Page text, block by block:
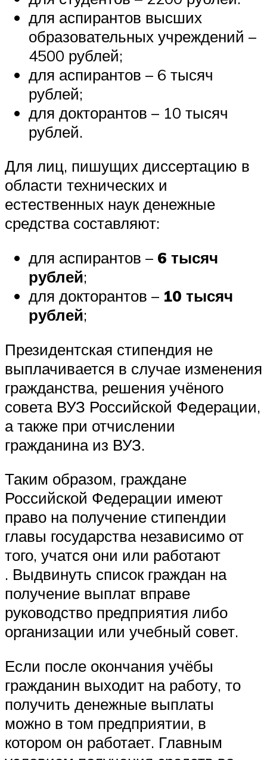
для аспирантов высших
образовательных учреждений –
4500 рублей;
для аспирантов – 6 тысяч
рублей;
для докторантов – 10 тысяч
рублей.
Для лиц, пишущих диссертацию в
области технических и
естественных наук денежные
средства составляют:
для аспирантов – 6 тысяч
рублей;
для докторантов – 10 тысяч
рублей;
Президентская стипендия не
выплачивается в случае изменения
гражданства, решения учёного
совета ВУЗ Российской Федерации,
а также при отчислении
гражданина из ВУЗ.
Таким образом, граждане
Российской Федерации имеют
право на получение стипендии
главы государства независимо от
того, учатся они или работают
. Выдвинуть список граждан на
получение выплат вправе
руководство предприятия либо
организации или учебный совет.
Если после окончания учёбы
гражданин выходит на работу, то
получить денежные выплаты
можно в том предприятии, в
котором он работает. Главным